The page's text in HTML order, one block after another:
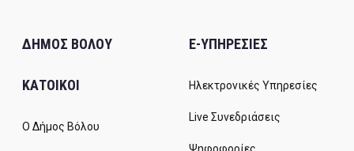
ΔΗΜΟΣ ΒΟΛΟΥ
ΚΑΤΟΙΚΟΙ
Ο Δήμος Βόλου
E-ΥΠΗΡΕΣΙΕΣ
Ηλεκτρονικές Υπηρεσίες
Live Συνεδριάσεις